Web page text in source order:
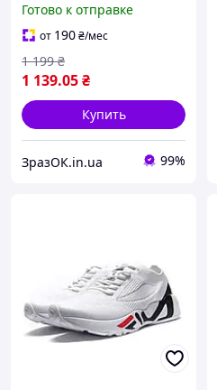
уничекс весна лето
Готово к отправке
от 190₴/мес
1 139.05₴
1 199 ₴
Купить
ЗразОК.in.ua 99%